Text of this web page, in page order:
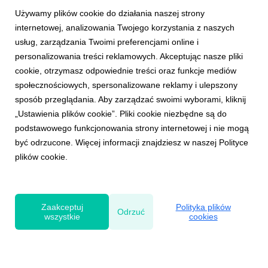
INFORMACJE PRASOWE
ZnanyLekarz rusza z telewizyjną kampanią
reklamową
27 grudnia 2017
26 grudnia br. wystartowała nowa kampania serwisu
ZnanyLekarz.pl, która zachęca Polaków do umawiania
wizyt lekarskich przez Internet. Komunikacja
przynajmniej do maja 2018 ...
Używamy plików cookie do działania naszej strony
internetowej, analizowania Twojego korzystania z naszych
usług, zarządzania Twoimi preferencjami online i
personalizowania treści reklamowych. Akceptując nasze pliki
cookie, otrzymasz odpowiednie treści oraz funkcje mediów
społecznościowych, spersonalizowane reklamy i ulepszony
sposób przeglądania. Aby zarządzać swoimi wyborami, kliknij
„Ustawienia plików cookie”. Pliki cookie niezbędne są do
podstawowego funkcjonowania strony internetowej i nie mogą
być odrzucone. Więcej informacji znajdziesz w naszej Polityce
plików cookie.
Zaakceptuj
wszystkie
Odrzuć
Polityka plików
cookies